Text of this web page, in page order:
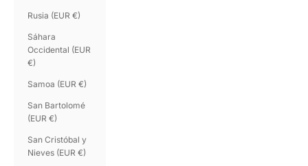
Rusia (EUR €)
Sáhara
Occidental (EUR
€)
Samoa (EUR €)
San Bartolomé
(EUR €)
San Cristóbal y
Nieves (EUR €)